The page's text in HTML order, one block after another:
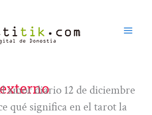
amor diario 12 de diciembre
qué significa en el tarot la